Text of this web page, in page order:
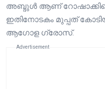
അബ്ദുൾ ആണ്
ഇതിനോടകം മുപ്പത്
ആഗോള ഗ്രോസ്.
Advertisement